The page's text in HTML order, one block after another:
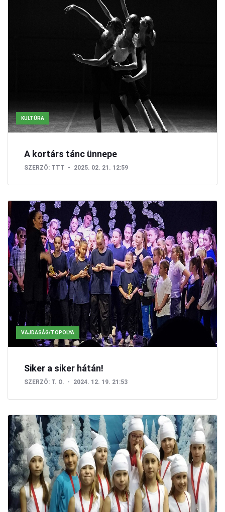
KULTÚRA
A kortárs tánc ünnepe
SZERZŐ: TTT 2025. 02. 21. 12:59
VAJDASÁG/TOPOLYA
Siker a siker hátán!
SZERZŐ: T. O. 2024. 12. 19. 21:53